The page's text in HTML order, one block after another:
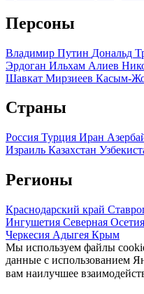
Персоны
Владимир Путин Дональд
Эрдоган Ильхам Алиев
Шавкат Мирзиеев Касым-
Страны
Россия Турция Иран
Израиль Казахстан
Регионы
Краснодарский край
Ингушетия Северная Осетия
Черкесия Адыгея Крым
Мы используем файлы
данные с использованием
вам наилучшее